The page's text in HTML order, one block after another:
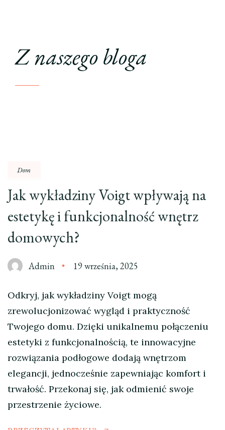
Z naszego bloga
Dom
Jak wykładziny Voigt wpływają na
estetykę i funkcjonalność wnętrz
domowych?
Admin 19 września, 2025
Odkryj, jak wykładziny Voigt mogą
zrewolucjonizować wygląd i praktyczność
Twojego domu. Dzięki unikalnemu połączeniu
estetyki z funkcjonalnością, te innowacyjne
rozwiązania podłogowe dodają wnętrzom
elegancji, jednocześnie zapewniając komfort i
trwałość. Przekonaj się, jak odmienić swoje
przestrzenie życiowe.